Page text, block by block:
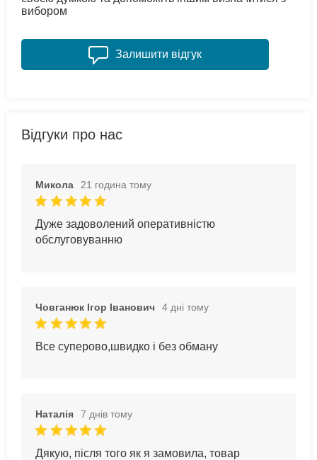
вибором
Залишити відгук
Відгуки про нас
Микола 21 година тому
Дуже задоволений оперативністю
обслуговуванню
Човганюк Ігор Іванович 4 дні тому
Все суперово,швидко і без обману
Наталія 7 днів тому
Дякую, після того як я замовила, товар